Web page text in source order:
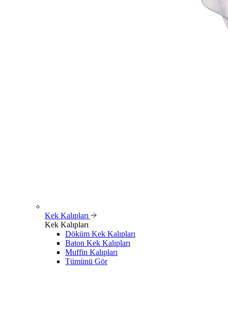
Kek Kalıpları
Kek Kalıpları
Döküm Kek Kalıpları
Baton Kek Kalıpları
Muffin Kalıpları
Tümünü Gör